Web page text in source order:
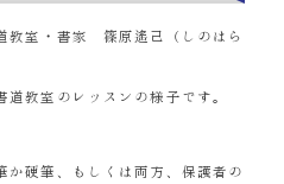
教室・書家 篠原遙己（しのはら
道教室のレッスンの様子です。
か硬筆、もしくは両方、保護者の